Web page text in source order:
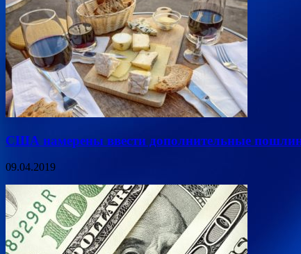
США намерены ввести дополнительные
09.04.2019